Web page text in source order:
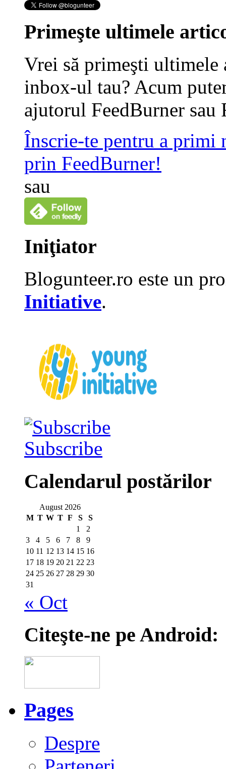
Primeşte ultimele
Vrei să primeşti
inbox-ul tau? Acum
ajutorul FeedBurner sau
Înscrie-te pentru a primi
prin FeedBurner!
sau
Iniţiator
Blogunteer.ro este un
Initiative.
Subscribe
Calendarul postărilor
August 2026
M T W T F S
S
1
2
3
4 5 6 7 8
9
10 11 12 13 14 15 16
17 18 19 20 21 22 23
24 25 26 27 28 29 30
31
« Oct
Citeşte-ne pe Android:
Pages
Despre